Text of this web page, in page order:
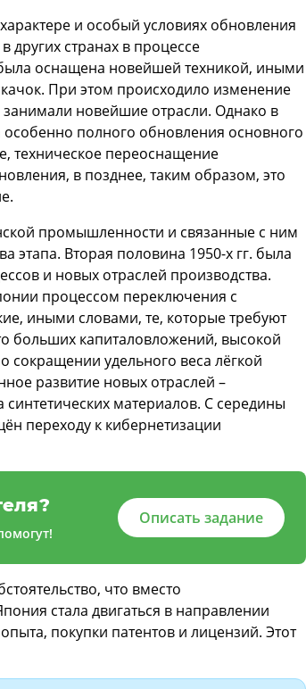
и особый условиях обновления
других странах в процессе
оснащена новейшей техникой, иными
При этом происходило изменение
новейшие отрасли. Однако в
полного обновления основного
техническое переоснащение
в позднее, таким образом, это
промышленности и связанные с ним
этапа. Вторая половина 1950-х гг. была
и новых отраслей производства.
процессом переключения с
иными словами, те, которые требуют
больших капиталовложений, высокой
сокращении удельного веса лёгкой
развитие новых отраслей –
материалов. С середины
переходу к кибернетизации
Описать задание
что вместо
стала двигаться в направлении
покупки патентов и лицензий. Этот